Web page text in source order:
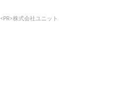
<PR>株式会社ユニット